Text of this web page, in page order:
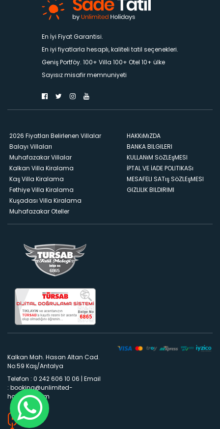
En İyi Fiyat Garantisi.
En iyi fiyatlarla hesaplı, kaliteli tatil seçenekleri.
Geniş Portföy. 100+ Villa 100+ Otel 10+ ülke
Sayısız misafir memnuniyeti
2026 Fiyatları Belirlenen Villalar
Balayı Villaları
Muhafazakar Villalar
Kalkan Villa Kiralama
Kaş Villa Kiralama
Fethiye Villa Kiralama
Kuşadası Villa Kiralama
Muhafazakar Oteller
HAKKıMıZDA
BANKA BILGILERI
KULLANıM SöZLEşMESI
İPTAL VE İADE POLITIKASı
MESAFELI SATış SöZLEşMESI
GIZLILIK BILDIRIMI
Kalkan Mah. Hasan Altan Cad.
No:59 Kaş/Antalya
Telefon : 0 242 606 10 06 | Email
: booking@unlimited-
holidays.com